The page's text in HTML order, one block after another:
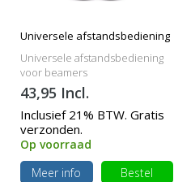
Universele afstandsbediening
Universele afstandsbediening
voor beamers
43,95 Incl.
Inclusief 21% BTW. Gratis
verzonden.
Op voorraad
Meer info
Bestel